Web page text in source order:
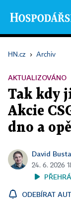
HN.cz › Archiv
AKTUALIZOVÁNO
Tak kdy
Akcie
dno a
David Busta
24. 6. 2026
ODEBÍRAT